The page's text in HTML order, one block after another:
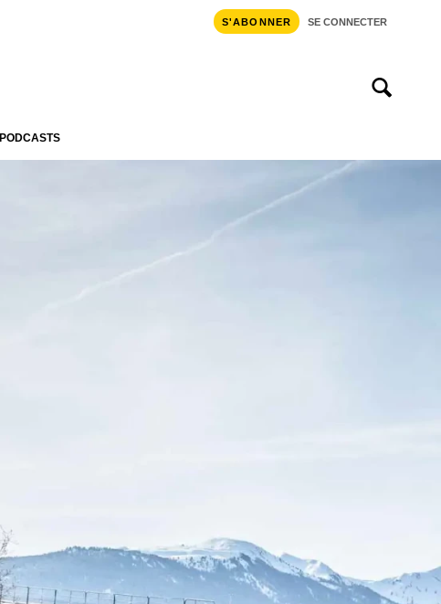
S'ABONNER SE CONNECTER
PODCASTS